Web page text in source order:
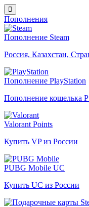
Пополнения
Пополнение Steam
Россия, Казахстан,
Пополнение PlayStation
Пополнение кошелька
Valorant Points
Купить VP из России
PUBG Mobile UC
Купить UC из России